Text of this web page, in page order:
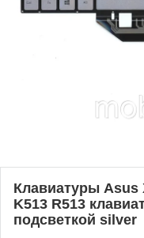
Клавиатуры Asus
K513 R513
подсветкой silver